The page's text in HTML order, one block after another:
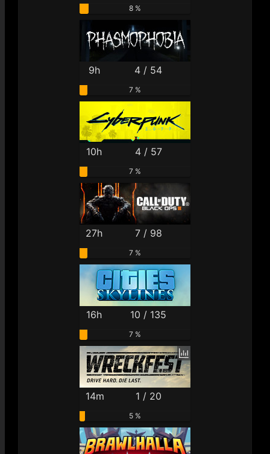
8 %
9h 4 / 54
7 %
10h 4 / 57
7 %
27h 7 / 98
7 %
16h 10 / 135
7 %
14m 1 / 20
5 %